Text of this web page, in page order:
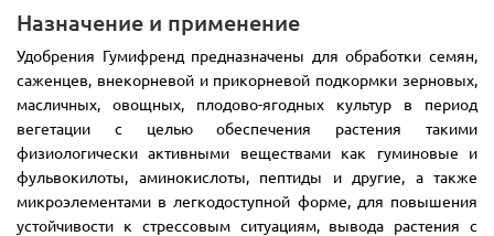
Назначение и применение
Удобрения Гумифренд предназначены для обработки семян,
саженцев, внекорневой и прикорневой подкормки зерновых,
масличных, овощных, плодово-ягодных культур в период
вегетации с целью обеспечения растения такими
физиологически активными веществами как гуминовые и
фульвокилоты, аминокислоты, пептиды и другие, а также
микроэлементами в легкодоступной форме, для повышения
устойчивости к стрессовым ситуациям, вывода растения с